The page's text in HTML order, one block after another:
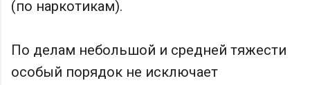
(по наркотикам).
По делам небольшой и средней тяжести
особый порядок не исключает